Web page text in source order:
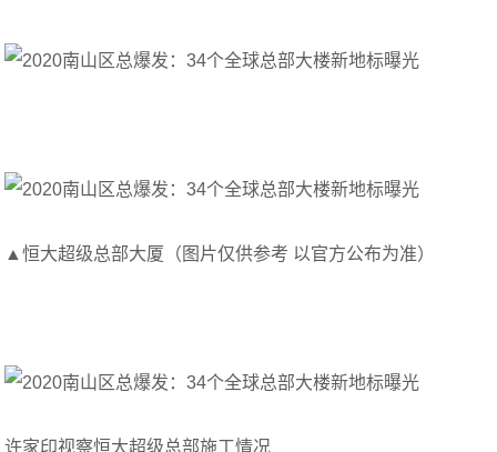
▲恒大超级总部大厦（图片仅供参考 以官方公布为准）
许家印视察恒大超级总部施工情况